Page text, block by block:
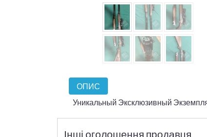
ОПИС
Уникальный Эксклюзивный
Інші оголошення продавця